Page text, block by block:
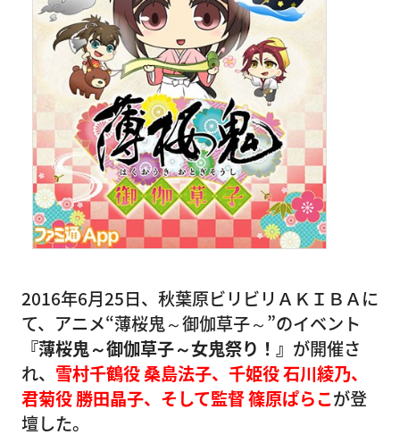
2016年6月25日、秋葉原ビリビリＡＫＩＢＡに
て、アニメ“薄桜鬼～御伽草子～”のイベント
『薄桜鬼～御伽草子～女鬼祭り！』 が開催さ
れ、 雪村千鶴役 桑島法子、千姫役 石川綾乃、
君菊役 勝田晶子、そして監督 篠原ぱらこが登
壇した。